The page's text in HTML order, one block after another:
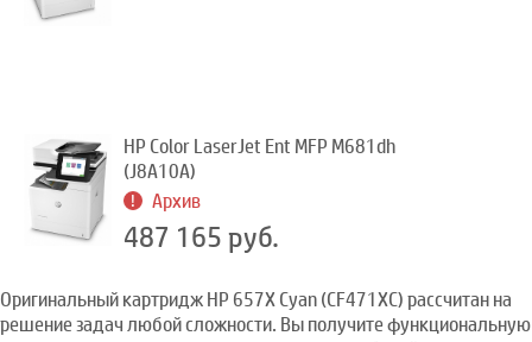
HP Color LaserJet Ent MFP M681dh
(J8A10A)
Архив
487 165 руб.
Оригинальный картридж HP 657X Cyan (CF471XC) рассчитан на
решение задач любой сложности. Вы получите функциональную